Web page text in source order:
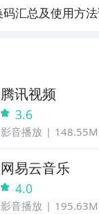
汇总及使用方
腾讯视频
3.6
影音播放
网易云音乐
4.0
影音播放